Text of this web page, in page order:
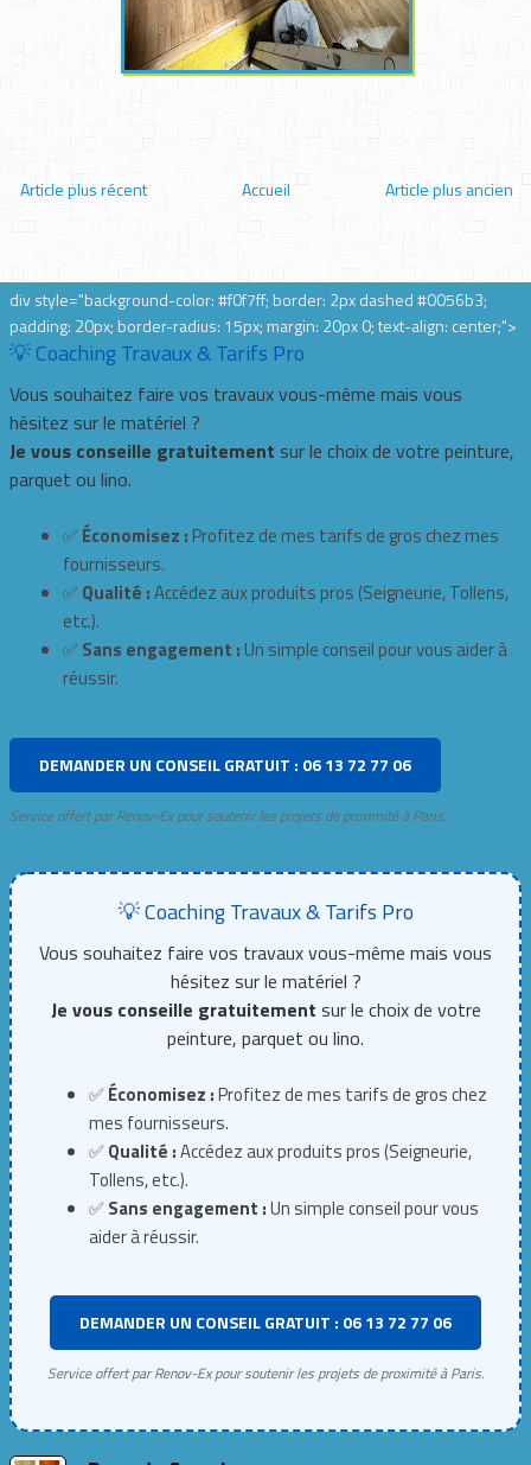
Article plus récent Article plus ancien
Accueil
div style="background-color: #f0f7ff; border: 2px dashed #0056b3;
padding: 20px; border-radius: 15px; margin: 20px 0; text-align: center;">
💡 Coaching Travaux & Tarifs Pro
Vous souhaitez faire vos travaux vous-même mais vous
hésitez sur le matériel ?
Je vous conseille gratuitement sur le choix de votre peinture,
parquet ou lino.
✅ Économisez : Profitez de mes tarifs de gros chez mes
fournisseurs.
✅ Qualité :Accédez aux produits pros (Seigneurie, Tollens,
etc.).
✅ Sans engagement : Un simple conseil pour vous aider à
réussir.
DEMANDER UN CONSEIL GRATUIT : 06 13 72 77 06
Service offert par Renov-Ex pour soutenir les projets de proximité à Paris.
💡 Coaching Travaux & Tarifs Pro
Vous souhaitez faire vos travaux vous-même mais vous
hésitez sur le matériel ?
Je vous conseille gratuitement sur le choix de votre
peinture, parquet ou lino.
✅Économisez :Profitez de mes tarifs de gros chez
mes fournisseurs.
✅Qualité :Accédez aux produits pros (Seigneurie,
Tollens, etc.).
✅Sans engagement :Un simple conseil pour vous
aider à réussir.
DEMANDER UN CONSEIL GRATUIT : 06 13 72 77 06
Service offert par Renov-Ex pour soutenir les projets de proximité à Paris.